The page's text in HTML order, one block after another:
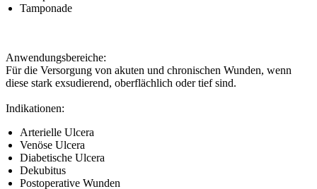
Tamponade
Anwendungsbereiche:
Für die Versorgung von akuten und chronischen Wunden, wenn
diese stark exsudierend, oberflächlich oder tief sind.
Indikationen:
Arterielle Ulcera
Venöse Ulcera
Diabetische Ulcera
Dekubitus
Postoperative Wunden